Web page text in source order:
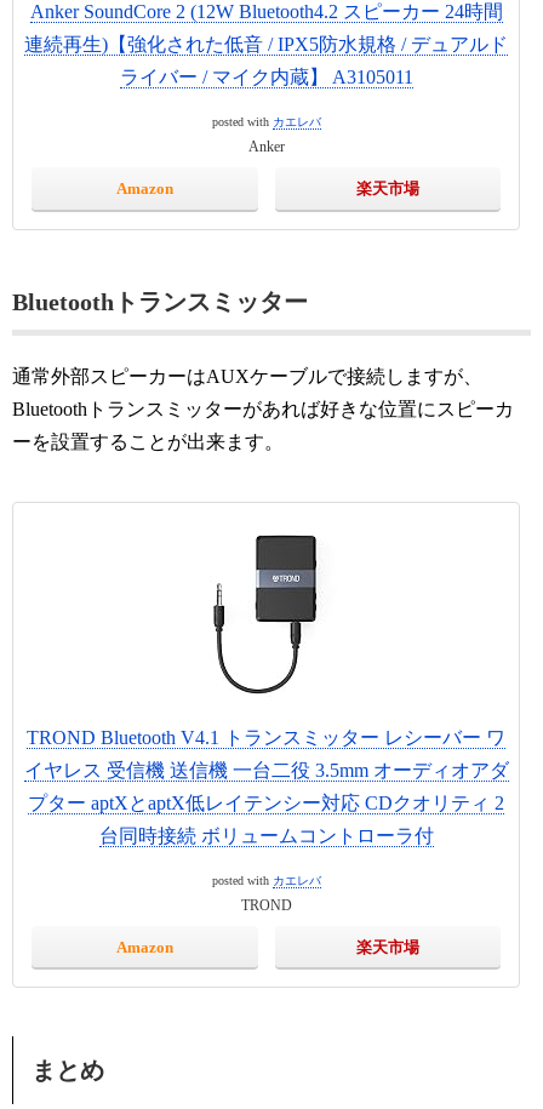
Anker SoundCore 2 (12W Bluetooth4.2 スピーカー 24時間
連続再生)【強化された低音 / IPX5防水規格 / デュアルド
ライバー / マイク内蔵】 A3105011
posted with カエレバ
Anker
Amazon 楽天市場
Bluetoothトランスミッター
通常外部スピーカーはAUXケーブルで接続しますが、
Bluetoothトランスミッターがあれば好きな位置にスピーカ
ーを設置することが出来ます。
TROND Bluetooth V4.1 トランスミッター レシーバー ワ
イヤレス 受信機 送信機 一台二役 3.5mm オーディオアダ
プター aptXとaptX低レイテンシー対応 CDクオリティ 2
台同時接続 ボリュームコントローラ付
posted with カエレバ
TROND
Amazon 楽天市場
まとめ